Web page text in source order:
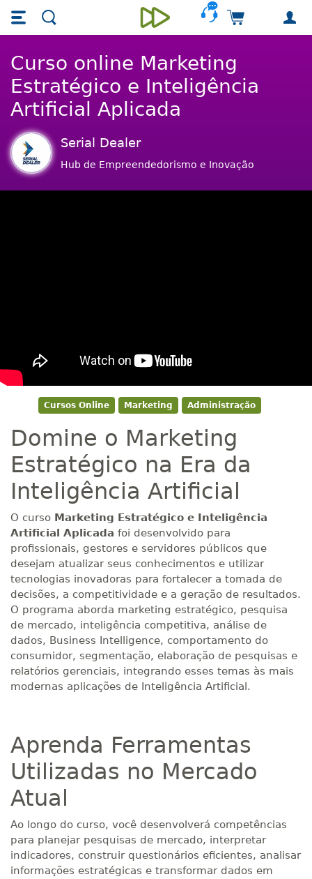
Skip main navigation
Skip to main content
Unieducar
Carrinho de
Curso online Marketing
Estratégico e Inteligência
Artificial Aplicada
Serial Dealer
Hub de Empreendedorismo e Inovação
Cursos Online Marketing Administração
Domine o Marketing
Estratégico na Era da
Inteligência Artificial
O curso Marketing Estratégico e Inteligência
Artificial Aplicada foi desenvolvido para
profissionais, gestores e servidores públicos que
desejam atualizar seus conhecimentos e utilizar
tecnologias inovadoras para fortalecer a tomada de
decisões, a competitividade e a geração de resultados.
O programa aborda marketing estratégico, pesquisa
de mercado, inteligência competitiva, análise de
dados, Business Intelligence, comportamento do
consumidor, segmentação, elaboração de pesquisas e
relatórios gerenciais, integrando esses temas às mais
modernas aplicações de Inteligência Artificial.
Aprenda Ferramentas
Utilizadas no Mercado
Atual
Ao longo do curso, você desenvolverá competências
para planejar pesquisas de mercado, interpretar
indicadores, construir questionários eficientes, analisar
informações estratégicas e transformar dados em